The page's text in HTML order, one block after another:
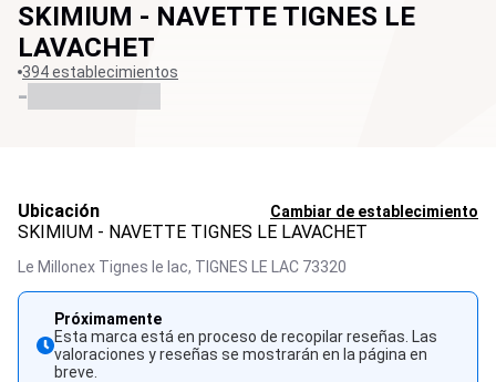
SKIMIUM - NAVETTE TIGNES LE
LAVACHET
394 establecimientos
-
Ubicación Cambiar de establecimiento
SKIMIUM - NAVETTE TIGNES LE LAVACHET
Le Millonex Tignes le lac, TIGNES LE LAC 73320
Próximamente
Esta marca está en proceso de recopilar reseñas. Las
valoraciones y reseñas se mostrarán en la página en
breve.